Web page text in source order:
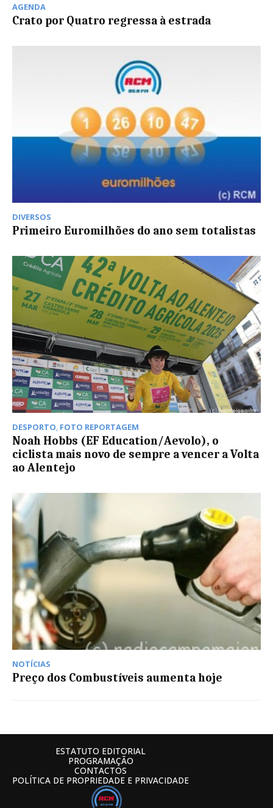
AGENDA
Crato por Quatro regressa à estrada
DIVERSOS
Primeiro Euromilhões do ano sem totalistas
DESPORTO, FOTO REPORTAGEM
Noah Hobbs (EF Education/Aevolo), o
ciclista mais novo de sempre a vencer a Volta
ao Alentejo
NOTÍCIAS
Preço dos Combustíveis aumenta hoje
ESTATUTO EDITORIAL
PROGRAMAÇÃO
CONTACTOS
POLÍTICA DE PROPRIEDADE E PRIVACIDADE